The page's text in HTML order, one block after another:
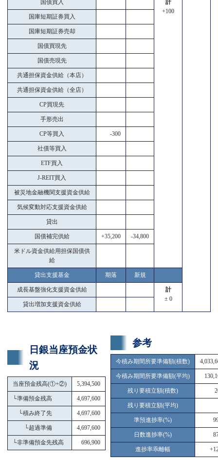
国債買入
計
+100
国庫短期証券買入
国庫短期証券売却
国債買現先
国債売現先
共通担保資金供給（本店）
共通担保資金供給（全店）
CP買現先
手形売出
CP等買入 -300
社債等買入
ETF買入
J-REIT買入
被災地金融機関支援資金供給
気候変動対応支援資金供給
貸出
国債補完供給 +35,200 -34,800
米ドル資金供給用担保国債供
給
貸出支援基金 期落 新規
成長基盤強化支援資金供給
計
± 0
貸出増加支援資金供給
日銀当座預金状
況
当座預金残高(①+②) 5,394,500
└準備預金残高 4,697,600
└積み終了先 4,697,600
└超過準備 4,697,600
└非準備預金先残高 696,900
参考
今積み期間所要準備額(積数)
今積み期間所要準備額(平均)
残り要積立額(積数)
残り要積立額(平均)
準預進捗率(%)
日数進捗率(%)
進捗率乖離幅